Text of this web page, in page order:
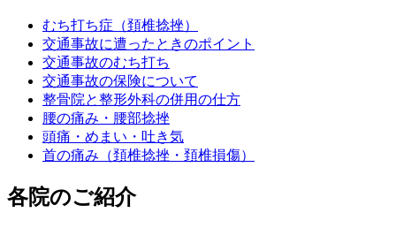
むち打ち症（頚椎捻挫）
交通事故に遭ったときのポイント
交通事故のむち打ち
交通事故の保険について
整骨院と整形外科の併用の仕方
腰の痛み・腰部捻挫
頭痛・めまい・吐き気
首の痛み（頚椎捻挫・頚椎損傷）
各院のご紹介